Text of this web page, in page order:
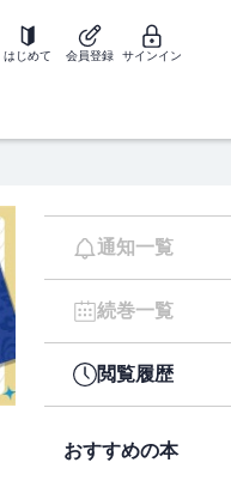
はじめて 会員登録 サインイン
通知一覧
続巻一覧
閲覧履歴
おすすめの本